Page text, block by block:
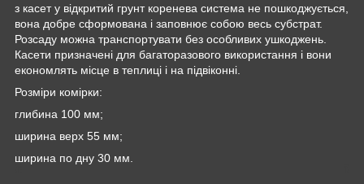
з касет у відкритий грунт коренева система не пошкоджується,
вона добре сформована і заповнює собою весь субстрат.
Розсаду можна транспортувати без особливих ушкоджень.
Касети призначені для багаторазового використання і вони
економлять місце в теплиці і на підвіконні.
Розміри комірки:
глибина 100 мм;
ширина верх 55 мм;
ширина по дну 30 мм.